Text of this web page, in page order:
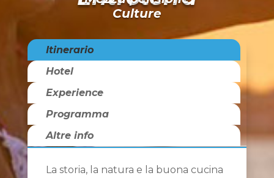
Culture
Itinerario
Hotel
Experience
Programma
Altre info
La storia, la natura e la buona cucina